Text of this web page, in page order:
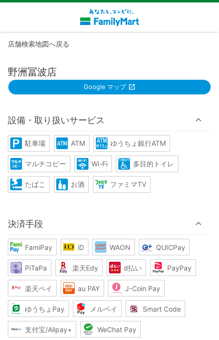
店舗検索地図へ戻る
野洲冨波店
Google マップ
設備・取り扱いサービス
駐車場 ATM ゆうちょ銀行ATM
マルチコピー Wi-Fi 多目的トイレ
たばこ お酒 ファミマTV
決済手段
FamiPay iD WAON QUICPay
PiTaPa 楽天Edy d払い PayPay
楽天ペイ au PAY J-Coin Pay
ゆうちょPay メルペイ Smart Code
支付宝/Alipay+ WeChat Pay